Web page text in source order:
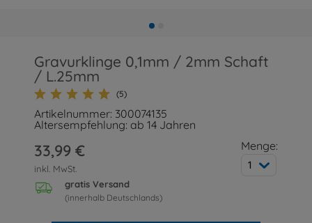
Gravurklinge 0,1mm / 2mm Schaft
/ L.25mm
(5)
Artikelnummer: 300074135
Altersempfehlung: ab 14 Jahren
33,99 €
inkl. MwSt.
gratis Versand
(innerhalb Deutschlands)
Menge:
1